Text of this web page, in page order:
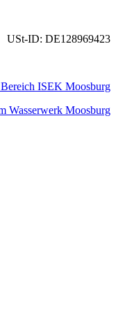
USt-ID: DE128969423
ISEK Moosburg
Wasserwerk Moosburg